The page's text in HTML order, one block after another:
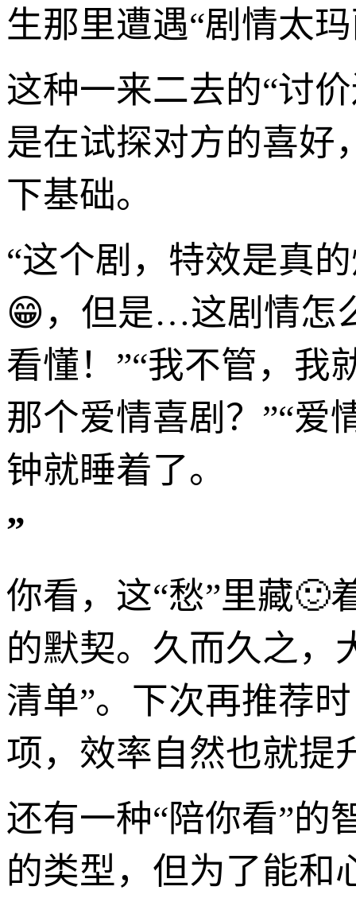
生那里遭遇“剧情太
这种一来二去的“讨
是在试探对方的喜好
下基础。
“这个剧，特效是真
😁，但是…这剧情怎
看懂！”“我不管，
那个爱情喜剧？”“爱
钟就睡着了。
”
你看，这“愁”里藏🙂
的默契。久而久之，
清单”。下次再推荐
项，效率自然也就提
还有一种“陪你看”的
的类型，但为了能和